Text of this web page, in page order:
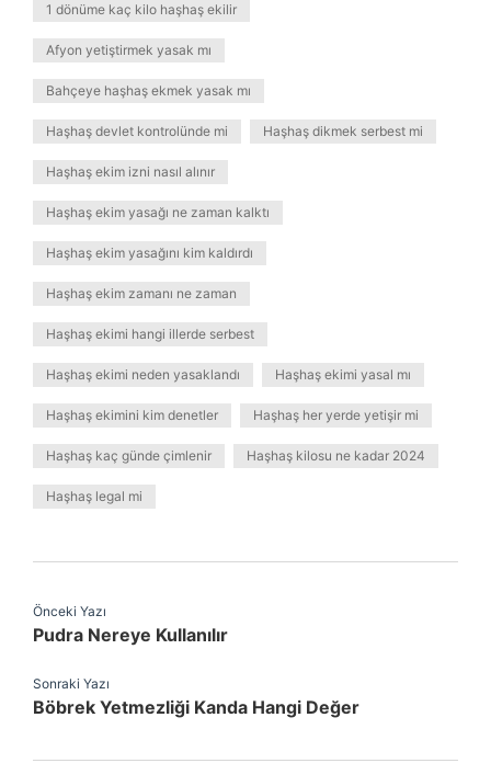
1 dönüme kaç kilo haşhaş ekilir
Afyon yetiştirmek yasak mı
Bahçeye haşhaş ekmek yasak mı
Haşhaş devlet kontrolünde mi Haşhaş dikmek serbest mi
Haşhaş ekim izni nasıl alınır
Haşhaş ekim yasağı ne zaman kalktı
Haşhaş ekim yasağını kim kaldırdı
Haşhaş ekim zamanı ne zaman
Haşhaş ekimi hangi illerde serbest
Haşhaş ekimi neden yasaklandı Haşhaş ekimi yasal mı
Haşhaş ekimini kim denetler Haşhaş her yerde yetişir mi
Haşhaş kaç günde çimlenir Haşhaş kilosu ne kadar 2024
Haşhaş legal mi
Önceki Yazı
Pudra Nereye Kullanılır
Sonraki Yazı
Böbrek Yetmezliği Kanda Hangi Değer